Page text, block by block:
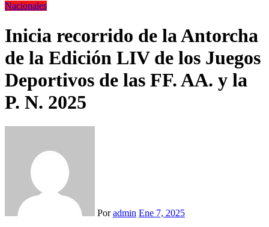
Nacionales
Inicia recorrido de la Antorcha
de la Edición LIV de los Juegos
Deportivos de las FF. AA. y la
P. N. 2025
Poradmin Ene 7, 2025